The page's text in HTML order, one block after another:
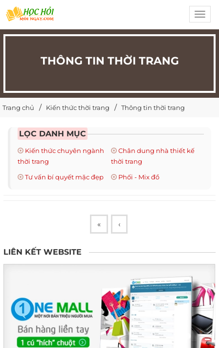
THÔNG TIN THỜI TRANG
Trang chủ Kiến thức thời trang Thông tin thời trang
LỌC DANH MỤC
Kiến thức chuyên ngành
thời trang
Chân dung nhà thiết kế
thời trang
Tư vấn bí quyết mặc đẹp
Phối - Mix đồ
« ‹
LIÊN KẾT WEBSITE